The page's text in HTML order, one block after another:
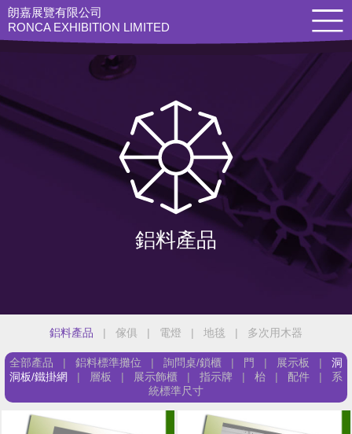
朗嘉展覽有限公司
RONCA EXHIBITION LIMITED
鋁料產品
鋁料產品 | 傢俱 | 電燈 | 地毯 | 多次用木器
全部產品 | 鋁料標準攤位 | 詢問桌/鎖櫃 | 門 | 展示板 |
洞
洞板/鐵掛網
| 層板 | 展示飾櫃 | 指示牌 | 枱 | 配件 |
系
統標準尺寸